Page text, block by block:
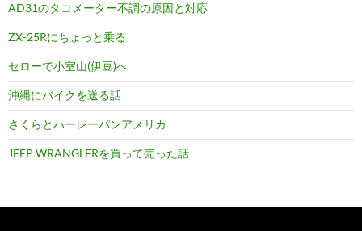
AD31のタコメーター不調の原因と対応
ZX-25Rにちょっと乗る
セローで小室山(伊豆)へ
沖縄にバイクを送る話
さくらとハーレーパンアメリカ
JEEP WRANGLERを買って売った話